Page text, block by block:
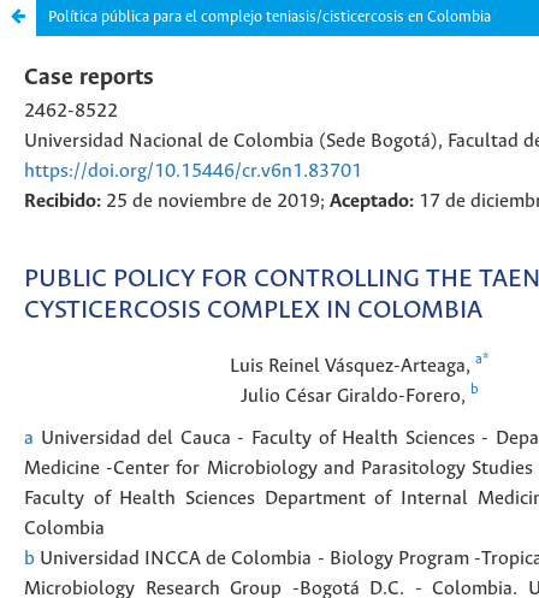
Política pública para el complejo teniasis/cisticercosis en Colombia